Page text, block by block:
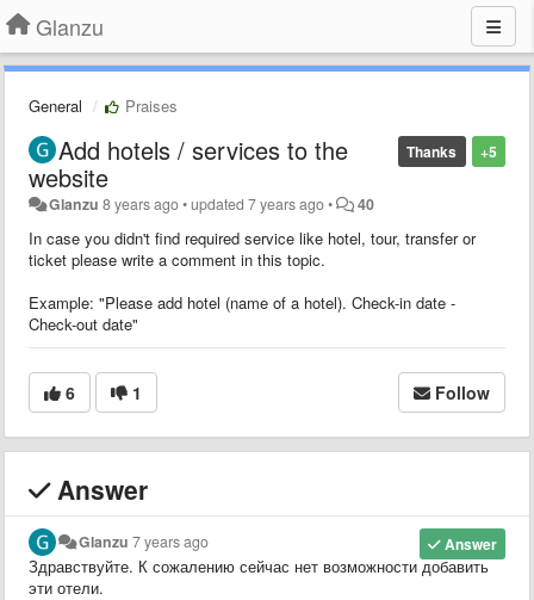
Glanzu
General Praises
+5
Thanks
Add hotels / services to the
website
Glanzu 8 years ago•updated7 years ago• 40
In case you didn't find required service like hotel, tour, transfer or
ticket please write a comment in this topic.
Example: "Please add hotel (name of a hotel). Check-in date -
Check-out date"
6 1 Follow
Answer
Answer
Glanzu 7 years ago
Здравствуйте. К сожалению сейчас нет возможности добавить
эти отели.